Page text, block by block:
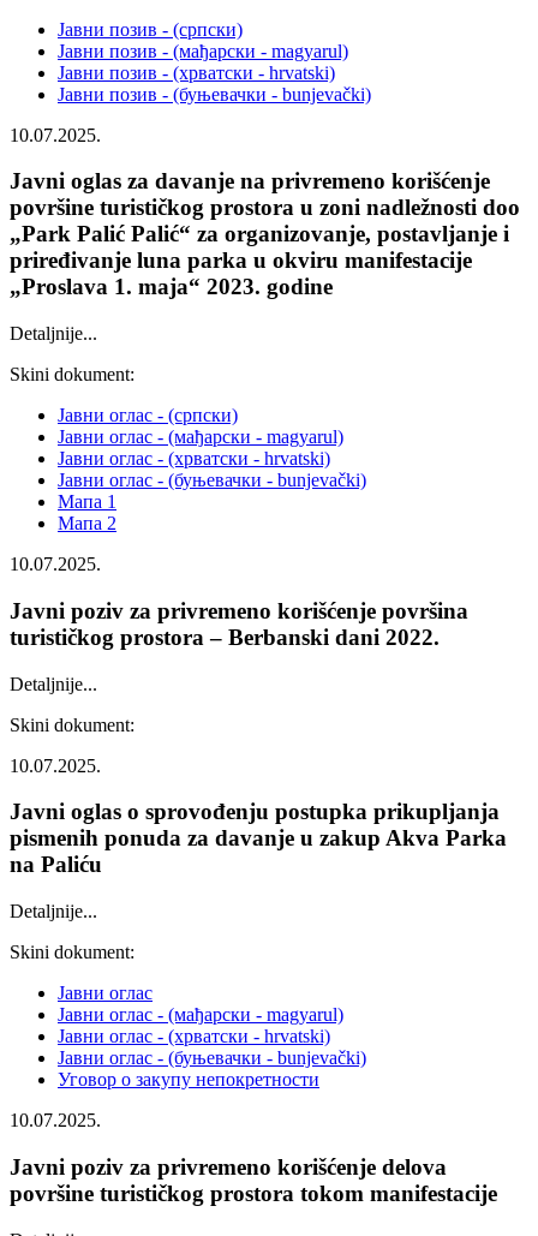
Јавни позив - (српски)
Јавни позив - (мађарски - magyarul)
Јавни позив - (хрватски - hrvatski)
Јавни позив - (буњевачки - bunjevački)
10.07.2025.
Javni oglas za davanje na privremeno korišćenje
površine turističkog prostora u zoni nadležnosti doo
„Park Palić Palić“ za organizovanje, postavljanje i
priređivanje luna parka u okviru manifestacije
„Proslava 1. maja“ 2023. godine
Detaljnije...
Skini dokument:
Јавни оглас - (српски)
Јавни оглас - (мађарски - magyarul)
Јавни оглас - (хрватски - hrvatski)
Јавни оглас - (буњевачки - bunjevački)
Мапа 1
Мапа 2
10.07.2025.
Javni poziv za privremeno korišćenje površina
turističkog prostora – Berbanski dani 2022.
Detaljnije...
Skini dokument:
10.07.2025.
Javni oglas o sprovođenju postupka prikupljanja
pismenih ponuda za davanje u zakup Akva Parka
na Paliću
Detaljnije...
Skini dokument:
Јавни оглас
Јавни оглас - (мађарски - magyarul)
Јавни оглас - (хрватски - hrvatski)
Јавни оглас - (буњевачки - bunjevački)
Уговор о закупу непокретности
10.07.2025.
Javni poziv za privremeno korišćenje delova
površine turističkog prostora tokom manifestacije